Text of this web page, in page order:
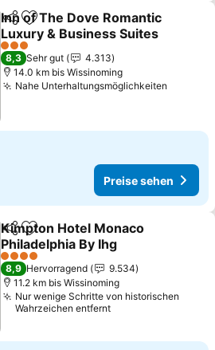
TeilenZu Favoriten hinzufügen
Inn of The Dove Romantic
Luxury & Business Suites
3 Sterne
8,3 Sehr gut
4.313
14.0 km bis Wissinoming
Nahe Unterhaltungsmöglichkeiten
Preise sehen
TeilenZu Favoriten hinzufügen
Kimpton Hotel Monaco
Philadelphia By Ihg
4 Sterne
8,9 Hervorragend
9.534
11.2 km bis Wissinoming
Nur wenige Schritte von historischen
Wahrzeichen entfernt